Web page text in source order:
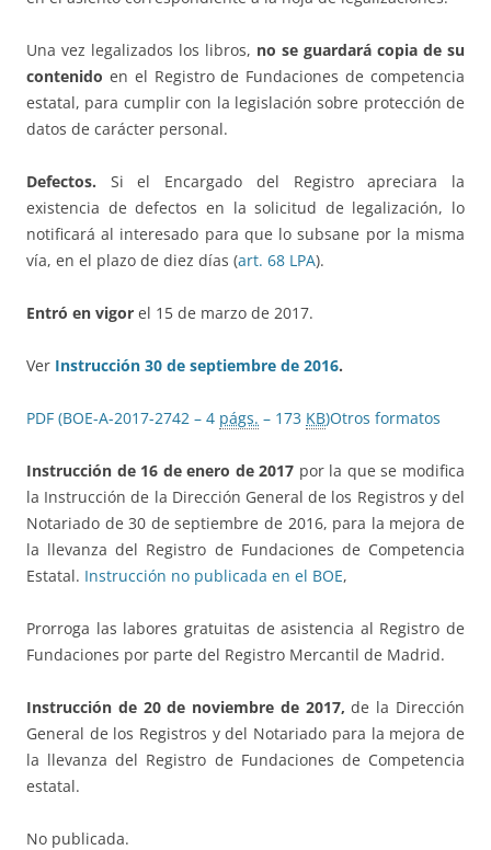
Una vez legalizados los libros, no se guardará copia de su
contenido en el Registro de Fundaciones de competencia
estatal, para cumplir con la legislación sobre protección de
datos de carácter personal.
Defectos. Si el Encargado del Registro apreciara la
existencia de defectos en la solicitud de legalización, lo
notificará al interesado para que lo subsane por la misma
vía, en el plazo de diez días (art. 68 LPA).
Entró en vigor el 15 de marzo de 2017.
Ver Instrucción 30 de septiembre de 2016.
PDF (BOE-A-2017-2742 – 4 págs. – 173 KB)Otros formatos
Instrucción de 16 de enero de 2017 por la que se modifica
la Instrucción de la Dirección General de los Registros y del
Notariado de 30 de septiembre de 2016, para la mejora de
la llevanza del Registro de Fundaciones de Competencia
Estatal. Instrucción no publicada en el BOE,
Prorroga las labores gratuitas de asistencia al Registro de
Fundaciones por parte del Registro Mercantil de Madrid.
Instrucción de 20 de noviembre de 2017, de la Dirección
General de los Registros y del Notariado para la mejora de
la llevanza del Registro de Fundaciones de Competencia
estatal.
No publicada.